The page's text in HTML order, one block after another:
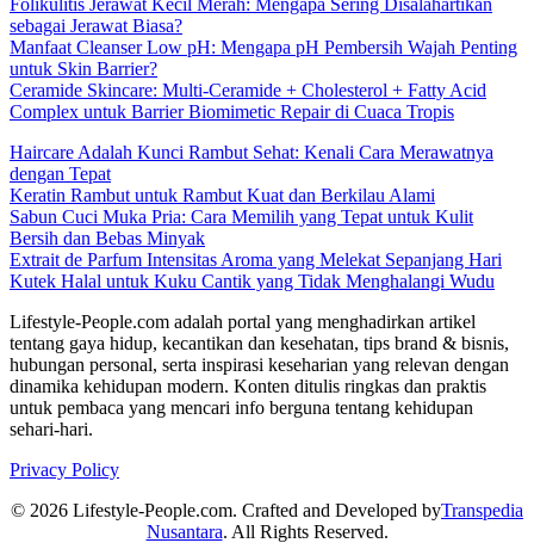
Folikulitis Jerawat Kecil Merah: Mengapa Sering Disalahartikan
sebagai Jerawat Biasa?
Manfaat Cleanser Low pH: Mengapa pH Pembersih Wajah Penting
untuk Skin Barrier?
Ceramide Skincare: Multi-Ceramide + Cholesterol + Fatty Acid
Complex untuk Barrier Biomimetic Repair di Cuaca Tropis
Haircare Adalah Kunci Rambut Sehat: Kenali Cara Merawatnya
dengan Tepat
Keratin Rambut untuk Rambut Kuat dan Berkilau Alami
Sabun Cuci Muka Pria: Cara Memilih yang Tepat untuk Kulit
Bersih dan Bebas Minyak
Extrait de Parfum Intensitas Aroma yang Melekat Sepanjang Hari
Kutek Halal untuk Kuku Cantik yang Tidak Menghalangi Wudu
Lifestyle-People.com adalah portal yang menghadirkan artikel
tentang gaya hidup, kecantikan dan kesehatan, tips brand & bisnis,
hubungan personal, serta inspirasi keseharian yang relevan dengan
dinamika kehidupan modern. Konten ditulis ringkas dan praktis
untuk pembaca yang mencari info berguna tentang kehidupan
sehari-hari.
Privacy Policy
© 2026 Lifestyle-People.com. Crafted and Developed byTranspedia
Nusantara. All Rights Reserved.